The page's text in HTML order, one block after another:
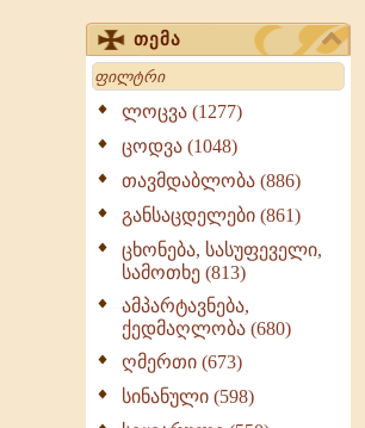
თემა
Search
ლოცვა (1277)
ცოდვა (1048)
თავმდაბლობა (886)
განსაცდელები (861)
ცხონება, სასუფეველი,
სამოთხე (813)
ამპარტავნება,
ქედმაღლობა (680)
ღმერთი (673)
სინანული (598)